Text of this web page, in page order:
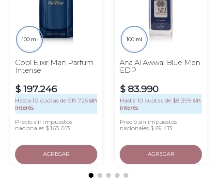
100 ml
Cool Elixir Man Parfum
Intense
$ 197.246
Hasta 10 cuotas de $19.725 sin
interés
Precio sin impuestos
nacionales $ 163.013
AGREGAR
100 ml
Ana Al Awwal Blue Men
EDP
$ 83.990
Hasta 10 cuotas de $8.399 sin
interés
Precio sin impuestos
nacionales $ 69.413
AGREGAR